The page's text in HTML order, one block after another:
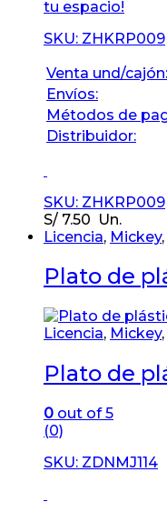
tu espacio!
SKU: ZHKRP009
Venta und/cajón:
Envíos:
Métodos de
Distribuidor:
SKU: ZHKRP009
S/ 7.50 Un.
Licencia, Mickey,
Plato de
Licencia, Mickey,
Plato de
0 out of 5
(0)
SKU: ZDNMJ114